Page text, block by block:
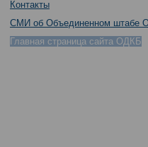
Контакты
СМИ об Объединенном штабе
Главная страница сайта ОДКБ